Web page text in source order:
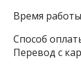
Время
Способ
Перевод с